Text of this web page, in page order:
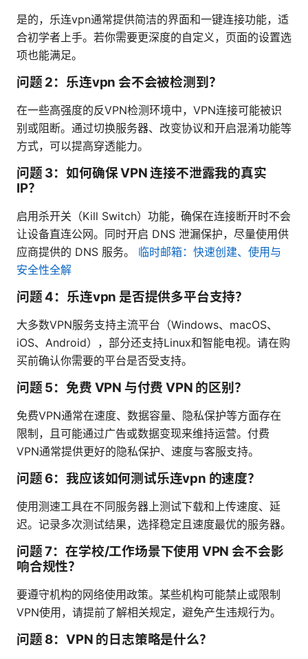
是的，乐连vpn通常提供简洁的界面和一键连接功能，适
合初学者上手。若你需要更深度的自定义，页面的设置选
项也能满足。
问题 2：乐连vpn 会不会被检测到？
在一些高强度的反VPN检测环境中，VPN连接可能被识
别或阻断。通过切换服务器、改变协议和开启混淆功能等
方式，可以提高穿透能力。
问题 3：如何确保 VPN 连接不泄露我的真实
IP？
启用杀开关（Kill Switch）功能，确保在连接断开时不会
让设备直连公网。同时开启 DNS 泄漏保护，尽量使用供
应商提供的 DNS 服务。 临时邮箱：快速创建、使用与
安全性全解
问题 4：乐连vpn 是否提供多平台支持？
大多数VPN服务支持主流平台（Windows、macOS、
iOS、Android），部分还支持Linux和智能电视。请在购
买前确认你需要的平台是否受支持。
问题 5：免费 VPN 与付费 VPN 的区别？
免费VPN通常在速度、数据容量、隐私保护等方面存在
限制，且可能通过广告或数据变现来维持运营。付费
VPN通常提供更好的隐私保护、速度与客服支持。
问题 6：我应该如何测试乐连vpn 的速度？
使用测速工具在不同服务器上测试下载和上传速度、延
迟。记录多次测试结果，选择稳定且速度最优的服务器。
问题 7：在学校/工作场景下使用 VPN 会不会影
响合规性？
要遵守机构的网络使用政策。某些机构可能禁止或限制
VPN使用，请提前了解相关规定，避免产生违规行为。
问题 8：VPN 的日志策略是什么？